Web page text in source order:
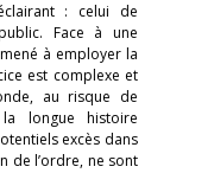
: celui de
Face à une
à employer la
est complexe et
au risque de
longue histoire
excès dans
de l’ordre, ne sont